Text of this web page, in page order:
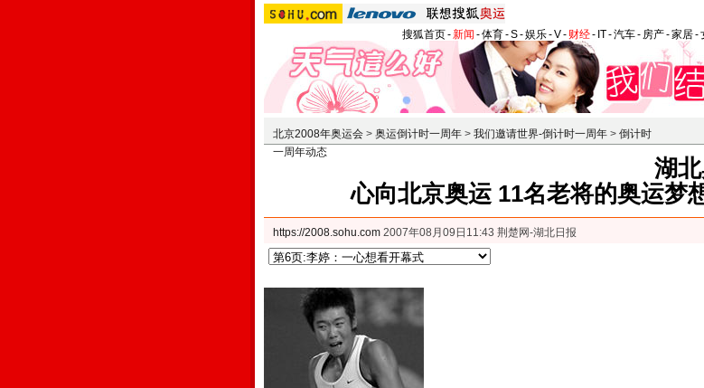
搜狐首页-新闻 -体育-S-娱乐-V- 财经- IT-汽车- 房产-家居-
北京2008年奥运会 > 奥运倒计时一周年 > 我们邀请世界-倒计时一周年 > 倒计时
一周年动态
湖
心向北京奥运 11名老将的奥运梦
https://2008.sohu.com 2007年08月09日11:43 荆楚网-湖北日报